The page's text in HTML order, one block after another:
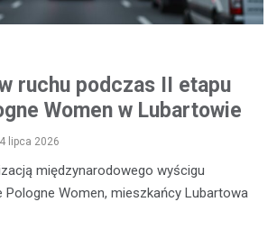
ruchu podczas II etapu
Women w Lubartowie
lipca 2026
międzynarodowego wyścigu
Pologne Women, mieszkańcy Lubartowa